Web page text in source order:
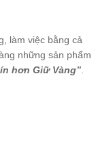
làm việc bằng cả
những sản phẩm
hơn Giữ Vàng”